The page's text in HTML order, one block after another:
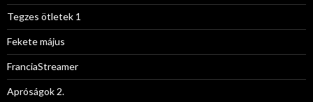
Tegzes ötletek 1
Fekete május
FranciaStreamer
Apróságok 2.